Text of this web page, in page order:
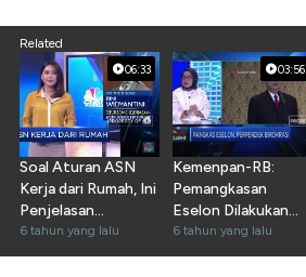
Related
06:33
Soal Aturan ASN
Kerja dari Rumah, Ini
Penjelasan
Kemenpan RB
6 tahun yang lalu
03:56
Kemenpan-RB:
Pemangkasan
Eselon Dilakukan
dengan Hati-hati
6 tahun yang lalu